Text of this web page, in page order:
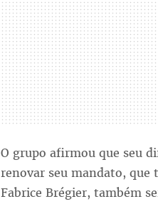
O grupo afirmou que seu
renovar seu mandato, que
Fabrice Brégier, também